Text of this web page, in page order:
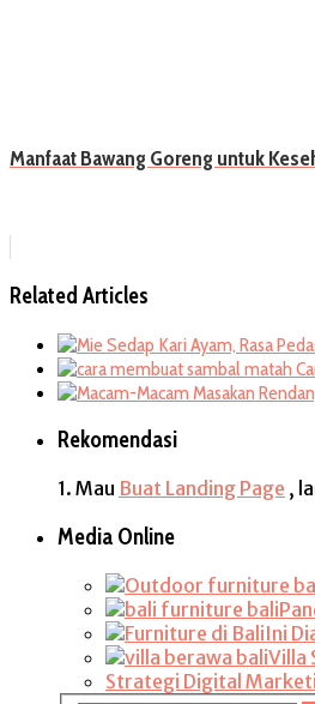
Manfaat Bawang Goreng untuk
Related Articles
Rekomendasi
1. Mau Buat Landing Page ,
Media Online
Ini
Villa
Strategi Digital